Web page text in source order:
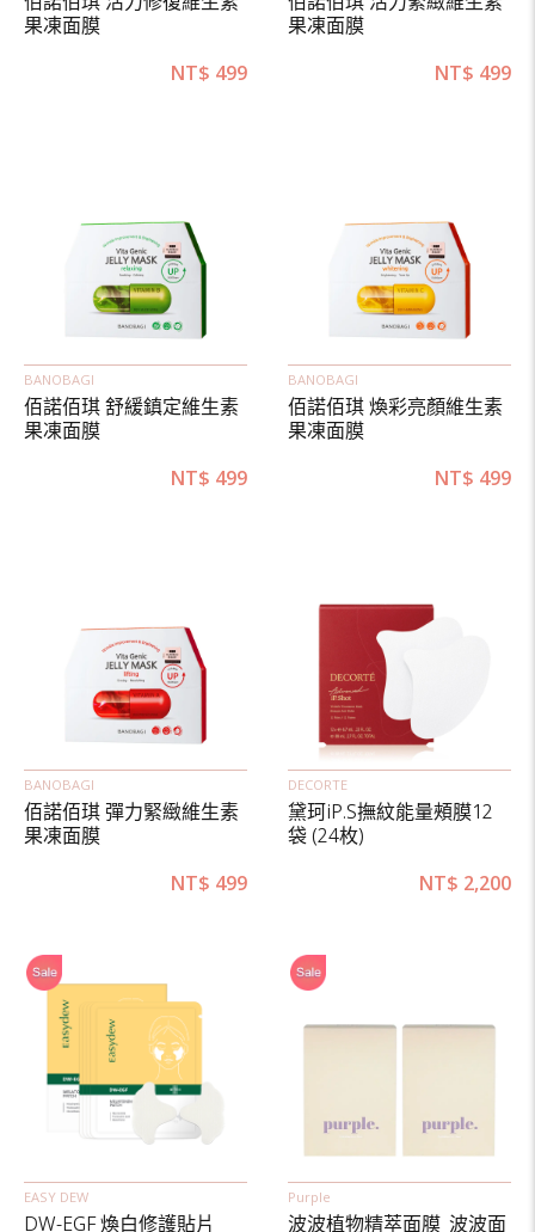
果凍面膜
NT$ 499
果凍面膜
NT$ 499
BANOBAGI
佰諾佰琪 舒緩鎮定維生素
果凍面膜
NT$ 499
BANOBAGI
佰諾佰琪 煥彩亮顏維生素
果凍面膜
NT$ 499
BANOBAGI
佰諾佰琪 彈力緊緻維生素
果凍面膜
NT$ 499
DECORTE
黛珂iP.S撫紋能量頰膜12
袋 (24枚)
NT$ 2,200
EASY DEW
DW-EGF 煥白修護貼片
Purple
波波植物精萃面膜_波波面